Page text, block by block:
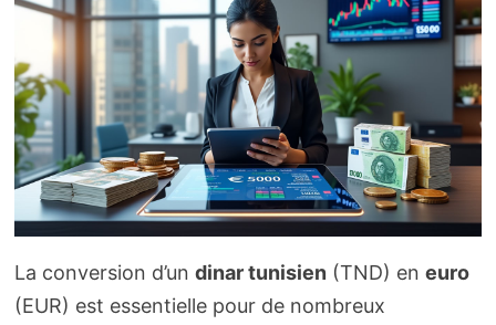
La conversion d’un dinar tunisien (TND) en euro
(EUR) est essentielle pour de nombreux